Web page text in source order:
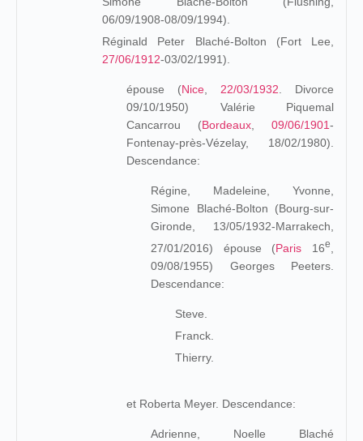
06/09/1908-08/09/1994).
Réginald Peter Blaché-Bolton (Fort Lee,
27/06/1912-03/02/1991).
épouse (Nice, 22/03/1932. Divorce
09/10/1950) Valérie Piquemal
Cancarrou (Bordeaux, 09/06/1901-
Fontenay-près-Vézelay, 18/02/1980).
Descendance:
Régine, Madeleine, Yvonne,
Simone Blaché-Bolton (Bourg-sur-
Gironde, 13/05/1932-Marrakech,
27/01/2016) épouse (Paris 16e
09/08/1955) Georges Peeters.
Descendance:
Steve.
Franck.
Thierry.
et Roberta Meyer. Descendance:
Adrienne, Noelle Blaché